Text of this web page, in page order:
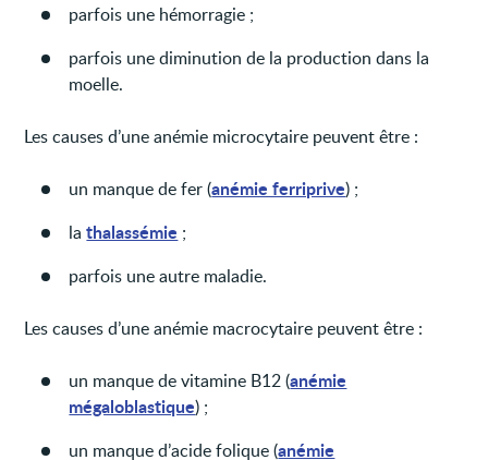
parfois une hémorragie ;
parfois une diminution de la production dans la
moelle.
Les causes d’une anémie microcytaire peuvent être :
un manque de fer (anémie ferriprive) ;
lathalassémie ;
parfois une autre maladie.
Les causes d’une anémie macrocytaire peuvent être :
un manque de vitamine B12 (anémie
mégaloblastique) ;
un manque d’acide folique (anémie